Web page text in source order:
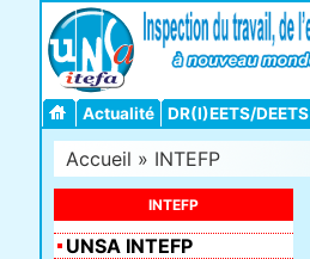
Actualité DR(I)EETS/DEETS
Accueil » INTEFP
INTEFP
UNSA INTEFP